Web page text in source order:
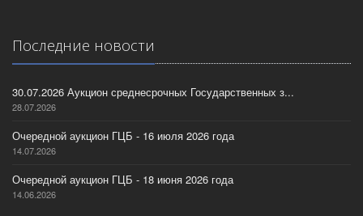
Последние новости
30.07.2026 Аукцион среднесрочных Государственных з...
28.07.2026
Очередной аукцион ГЦБ - 16 июля 2026 года
14.07.2026
Очередной аукцион ГЦБ - 18 июня 2026 года
14.06.2026